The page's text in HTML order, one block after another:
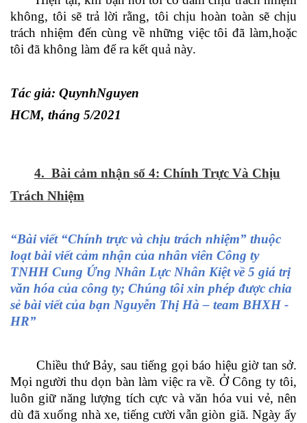
không, tôi sẽ trả lời rằng, tôi chịu hoàn toàn sẽ chịu
trách nhiệm đến cùng về những việc tôi đã làm,hoặc
tôi đã không làm để ra kết quả này.
Tác giả: QuynhNguyen
HCM, tháng 5/2021
4. Bài cảm nhận số 4: Chính Trực Và Chịu
Trách Nhiệm
“Bài viết “Chính trực và chịu trách nhiệm” thuộc
loạt bài viết cảm nhận của nhân viên Công ty
TNHH Cung Ứng Nhân Lực Nhân Kiệt về 5 giá trị
văn hóa của công ty; Chúng tôi xin phép được chia
sẻ bài viết của bạn Nguyễn Thị Hà – team BHXH -
HR”
Chiều thứ Bảy, sau tiếng gọi báo hiệu giờ tan sở.
Mọi người thu dọn bàn làm việc ra về. Ở Công ty tôi,
luôn giữ năng lượng tích cực và văn hóa vui vẻ, nên
dù đã xuống nhà xe, tiếng cười vẫn giòn giã. Ngày ấy